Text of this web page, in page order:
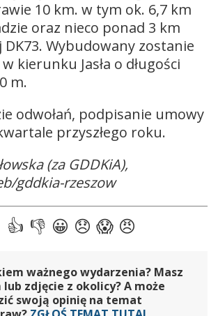
10 km. w tym ok. 6,7 km
oraz nieco ponad 3 km
Wybudowany zostanie
kierunku Jasła o długości
m.
odwołań, podpisanie umowy
przyszłego roku.
(za GDDKiA),
gddkia-rzeszow
ważnego wydarzenia? Masz
zdjęcie z okolicy? A może
swoją opinię na temat